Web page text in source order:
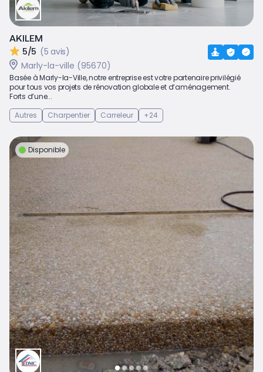
AKILEM
5/5 (5 avis)
Marly-la-ville (95670)
Basée à Marly-la-Ville, notre entreprise est votre partenaire privilégié
pour tous vos projets de rénovation globale et d’aménagement.
Forts d’une...
Autres
Charpentier Carreleur +24
Disponible